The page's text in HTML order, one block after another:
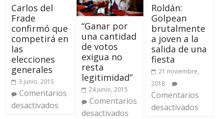
Carlos del
Frade
confirmó que
competirá en
las
elecciones
generales
3 junio, 2015
Comentarios
desactivados
“Ganar por
una cantidad
de votos
exigua no
resta
legitimidad”
24 junio, 2015
Comentarios
desactivados
Roldán:
Golpean
brutalmente
a joven a la
salida de una
fiesta
21 noviembre,
2018
Comentarios
desactivados